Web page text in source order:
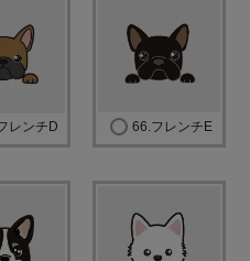
レンチD 66.フレンチE